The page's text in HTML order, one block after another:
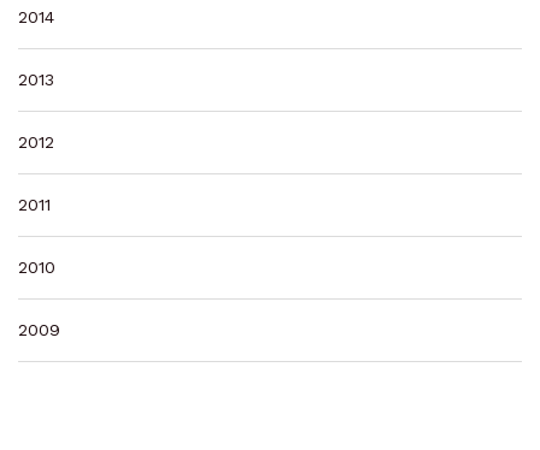
2014
2013
2012
2011
2010
2009